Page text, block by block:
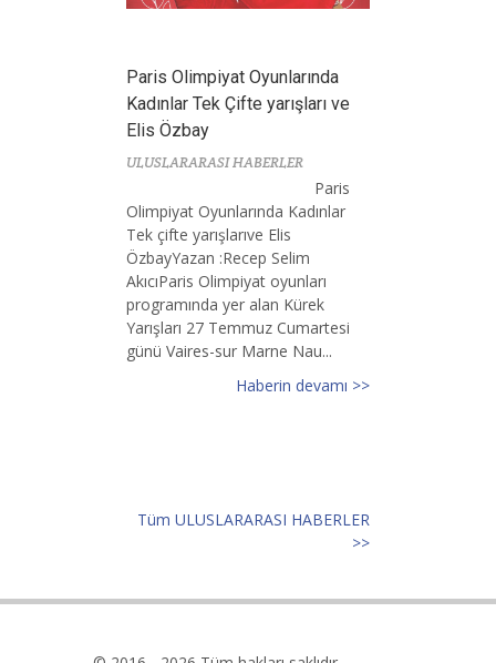
Paris Olimpiyat Oyunlarında
Kadınlar Tek Çifte yarışları ve
Elis Özbay
ULUSLARARASI HABERLER
Paris
Olimpiyat Oyunlarında Kadınlar
Tek çifte yarışlarıve Elis
ÖzbayYazan :Recep Selim
AkıcıParis Olimpiyat oyunları
programında yer alan Kürek
Yarışları 27 Temmuz Cumartesi
günü Vaires-sur Marne Nau...
Haberin devamı >>
Tüm ULUSLARARASI HABERLER
>>